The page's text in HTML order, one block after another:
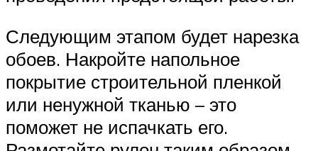
Следующим этапом будет нарезка
обоев. Накройте напольное
покрытие строительной пленкой
или ненужной тканью – это
поможет не испачкать его.